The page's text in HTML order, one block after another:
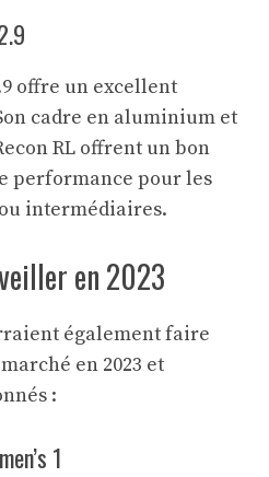
offre un excellent
cadre en aluminium et
RL offrent un bon
performance pour les
intermédiaires.
en 2023
également faire
en 2023 et
:
1